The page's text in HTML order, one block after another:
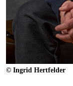
© Ingrid Hertfelder